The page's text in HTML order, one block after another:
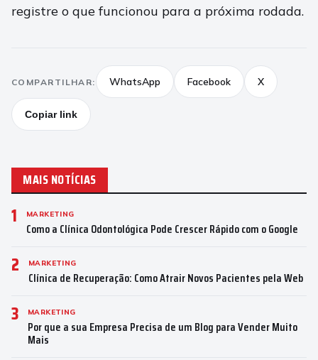
registre o que funcionou para a próxima rodada.
COMPARTILHAR: WhatsApp Facebook X
Copiar link
MAIS NOTÍCIAS
1 MARKETING
Como a Clínica Odontológica Pode Crescer Rápido com o Google
2 MARKETING
Clínica de Recuperação: Como Atrair Novos Pacientes pela Web
3 MARKETING
Por que a sua Empresa Precisa de um Blog para Vender Muito
Mais